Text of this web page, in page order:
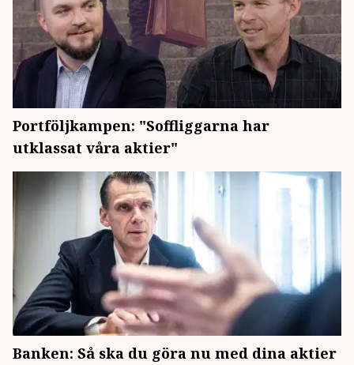
Portföljkampen: "Soffliggarna har
utklassat våra aktier"
Banken: Så ska du göra nu med dina aktier